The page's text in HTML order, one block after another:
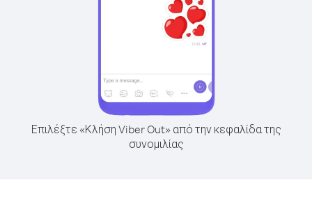
Επιλέξτε «Κλήση Viber Out» από την κεφαλίδα της
συνομιλίας